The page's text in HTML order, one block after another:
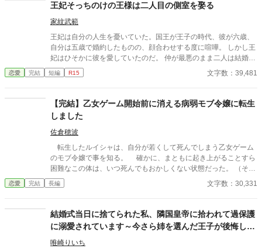
王妃そっちのけの王様は二人目の側室を娶る
家紋武範
王妃は自分の人生を憂いていた。国王が王子の時代、彼が六歳、
自分は五歳で婚約したものの、顔合わせする度に喧嘩。 しかし王
妃はひそかに彼を愛していたのだ。 仲が最悪のまま二人は結婚
し、結婚生活が始まるが当然国王は王妃の部屋に来ることはな
い。 そればかりか国王は側室を持ち、さらに二人目の側室を王宮
恋愛 完結 短編 R15 文字数：39,481
【完結】乙女ゲーム開始前に消える病弱モブ令嬢に転生
しました
佐倉穂波
転生したルイシャは、自分が若くして死んでしまう乙女ゲーム
のモブ令嬢で事を知る。 確かに、まともに起き上がることすら
困難なこの体は、いつ死んでもおかしくない状態だった。 （そん
な……死にたくないっ！） 乙女ゲームの記憶が正しければ、あ
と数年で死んでしまうルイシャは、「生きる」ために努力するこ
てみました。 2023.9.15 完結。 2023.9.23 後日談を投稿しまし
た。
恋愛 完結 長編 文字数：30,331
結婚式当日に捨てられた私、隣国皇帝に拾われて過保護
に溺愛されています～今さら姉を選んだ王子が後悔して
も手遅れです～
唯崎りいち